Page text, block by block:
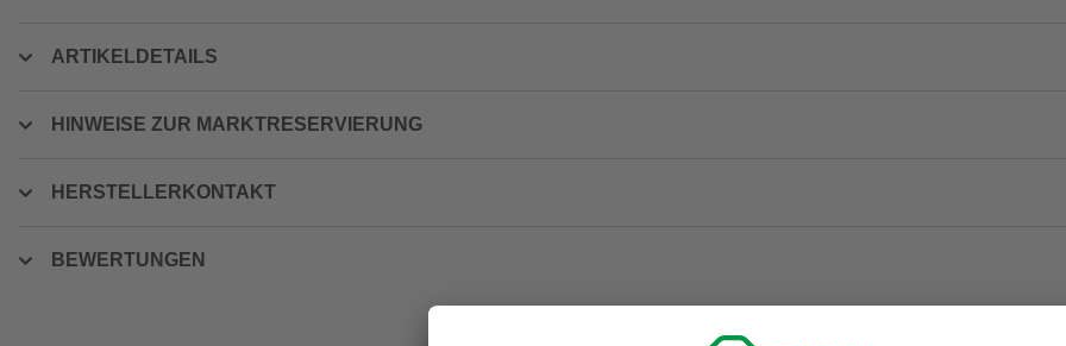
ARTIKELDETAILS
HINWEISE ZUR MARKTRESERVIERUNG
HERSTELLERKONTAKT
BEWERTUNGEN